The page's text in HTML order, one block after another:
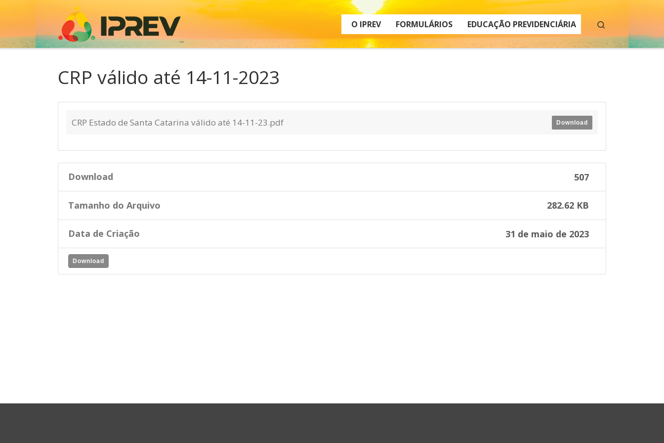
Skip to content
O IPREV FORMULÁRIOS EDUCAÇÃO PREVIDENCIÁRIA
CRP válido até 14-11-2023
CRP Estado de Santa Catarina válido até 14-11-23.pdf Download
Download 507
Tamanho do Arquivo 282.62 KB
Data de Criação 31 de maio de 2023
Download